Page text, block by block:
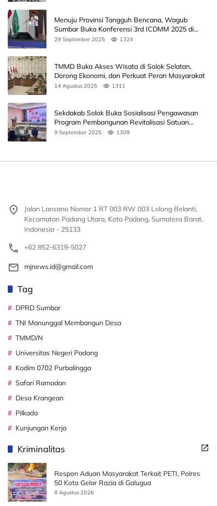
Menuju Provinsi Tangguh Bencana, Wagub
Sumbar Buka Konferensi 3rd ICDMM 2025 di
Unand
29 September 2025 1324
TMMD Buka Akses Wisata di Solok Selatan,
Dorong Ekonomi, dan Perkuat Peran Masyarakat
14 Agustus 2025 1311
Sekdakab Solok Buka Sosialisasi Pengawasan
Program Pembangunan Revitalisasi Satuan
Pendidikan
9 September 2025 1309
Jalan Lansano Nomor 1 RT 003 RW 003 Lolong Belanti,
Kecamatan Padang Utara, Kota Padang, Sumatera Barat,
Indonesia - 25133
+62 852-6319-5027
mjnews.id@gmail.com
Tag
DPRD Sumbar
TNI Manunggal Membangun Desa
TMMD/N
Universitas Negeri Padang
Kodim 0702 Purbalingga
Safari Ramadan
Desa Krangean
Pilkada
Kunjungan Kerja
Kriminalitas
Respon Aduan Masyarakat Terkait PETI, Polres
50 Kota Gelar Razia di Galugua
8 Agustus 2026